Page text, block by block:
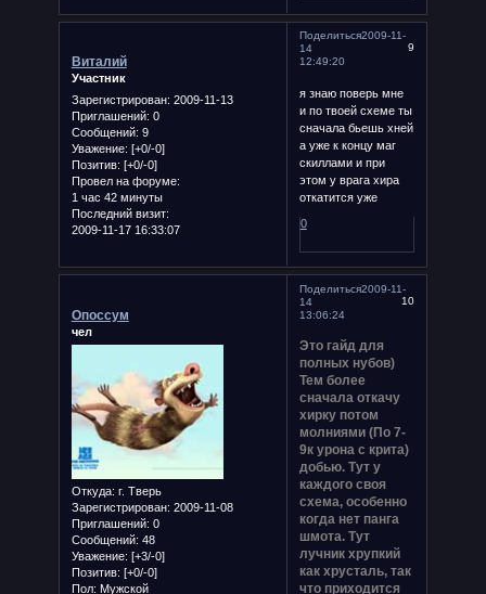
Поделиться
9
2009-11-
14
12:49:20
Виталий
Участник
Зарегистрирован: 2009-11-13
Приглашений: 0
Сообщений: 9
Уважение: [+0/-0]
Позитив: [+0/-0]
Провел на форуме:
1 час 42 минуты
Последний визит:
2009-11-17 16:33:07
я знаю поверь мне
и по твоей схеме ты
сначала бьешь хней
а уже к концу маг
скиллами и при
этом у врага хира
откатится уже
0
Поделиться
10
2009-11-
14
13:06:24
Опоссум
чел
Откуда: г. Тверь
Зарегистрирован: 2009-11-08
Приглашений: 0
Сообщений: 48
Уважение: [+3/-0]
Позитив: [+0/-0]
Пол: Мужской
Это гайд для
полных нубов)
Тем более
сначала откачу
хирку потом
молниями (По 7-
9к урона с крита)
добью. Тут у
каждого своя
схема, особенно
когда нет панга
шмота. Тут
лучник хрупкий
как хрусталь, так
что приходится